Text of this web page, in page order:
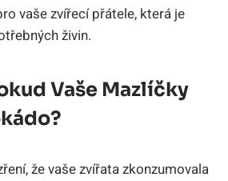
vaše zvířecí přátele, která je
živin.
Vaše Mazlíčky
že vaše zvířata zkonzumovala